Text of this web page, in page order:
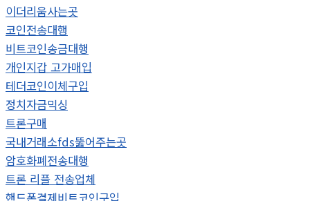
이더리움사는곳
코인전송대행
비트코인송금대행
개인지갑 고가매입
테더코인이체구입
정치자금믹싱
트론구매
국내거래소fds뚫어주는곳
암호화폐전송대행
트론 리플 전송업체